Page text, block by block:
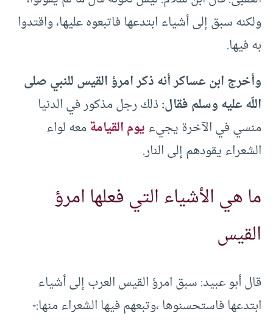
ولكنه سبق إلى أشياء ابتدعها فاتبعوه عليها، واقتدوا
به فيها.
وأخرج ابن عساكر أنه ذكر امرؤ القيس للنبي صلى
اللّه عليه وسلم فقال:ذلك رجل مذكور في الدنيا
منسي في الآخرة يجيءيوم القيامةمعه لواء
الشعراء يقودهم إلى النار.
ما هي الأشياء التي فعلها امرؤ
القيس
قال أبو عبيد: سبق امرؤ القيس العرب إلى أشياء
ابتدعها فاستحسنوها ،وتبعهم فيها الشعراء منها:-